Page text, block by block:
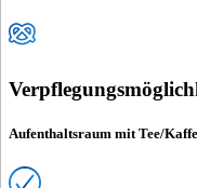
Aufenthaltsraum mit Tee/